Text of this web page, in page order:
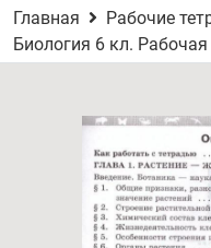
Главная Рабочие
Биология 6 кл. Рабочая